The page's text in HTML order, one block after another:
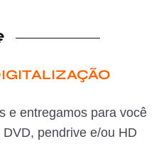
e entregamos para você
pendrive e/ou HD